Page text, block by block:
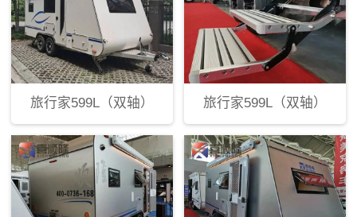
旅行家599L（双轴） 旅行家599L（双轴）